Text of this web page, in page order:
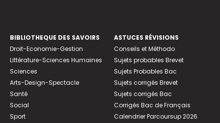
BIBLIOTHEQUE DES SAVOIRS
Droit-Economie-Gestion
Littérature-Sciences Humaines
Sciences
Arts-Design-Spectacle
Santé
Social
Sport
ASTUCES RÉVISIONS
Conseils et Méthodo
Sujets probables Brevet
Sujets Probables Bac
Sujets corrigés Brevet
Sujets corrigés Bac
Corrigés Bac de Français
Calendrier Parcoursup 2026